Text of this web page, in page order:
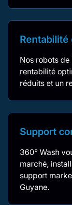
Rentabilité
Nos robots
rentabilité
réduits et un
Support
360° Wash
marché,
support
Guyane.